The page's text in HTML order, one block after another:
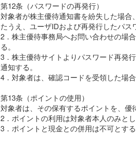
第12条（パスワードの再発行）
対象者が株主優待通知書を紛失した場
たうえ、ユーザIDおよび再発行したパス
2．株主優待事務局へお問い合わせの場
る。
3．株主優待サイトよりパスワード再発
通知する。
4．対象者は、確認コードを受領した場
第13条（ポイントの使用）
対象者は、その保有するポイントを、優
2．ポイントの利用は対象者本人のみと
3．ポイントと現金との併用は不可とする